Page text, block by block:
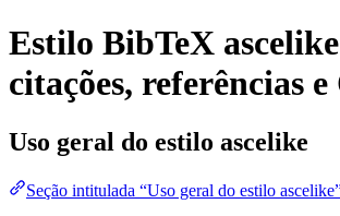
Estilo BibTeX
citações, referências
Uso geral do estilo ascelike
Seção intitulada “Uso geral do estilo